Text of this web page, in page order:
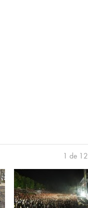
1 de 12